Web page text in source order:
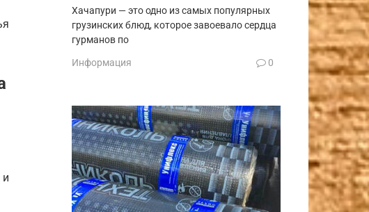
и
Хачапури — это одно из самых популярных
грузинских блюд, которое завоевало сердца
гурманов по
Информация 0